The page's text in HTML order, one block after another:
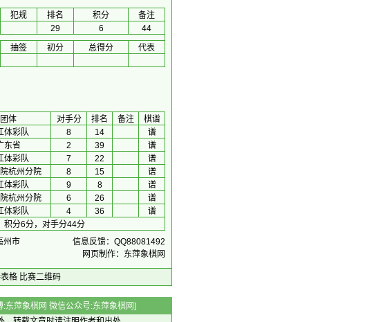
犯规 排名 积分
备注
29 6
44
抽签 初分 总得分
代表
团体 对手分 排名 备注
棋谱
体彩队 8 14
谱
东省 2 39
谱
体彩队 7 22
谱
杭州分院 8 15
谱
体彩队 9 8
谱
杭州分院 6 26
谱
体彩队 4 36
谱
积分6分，对手分44分
州市
信息反馈：QQ88081492
网页制作：东萍象棋网
格 比赛二维码
萍象棋网 微信公众号:东萍象棋网]